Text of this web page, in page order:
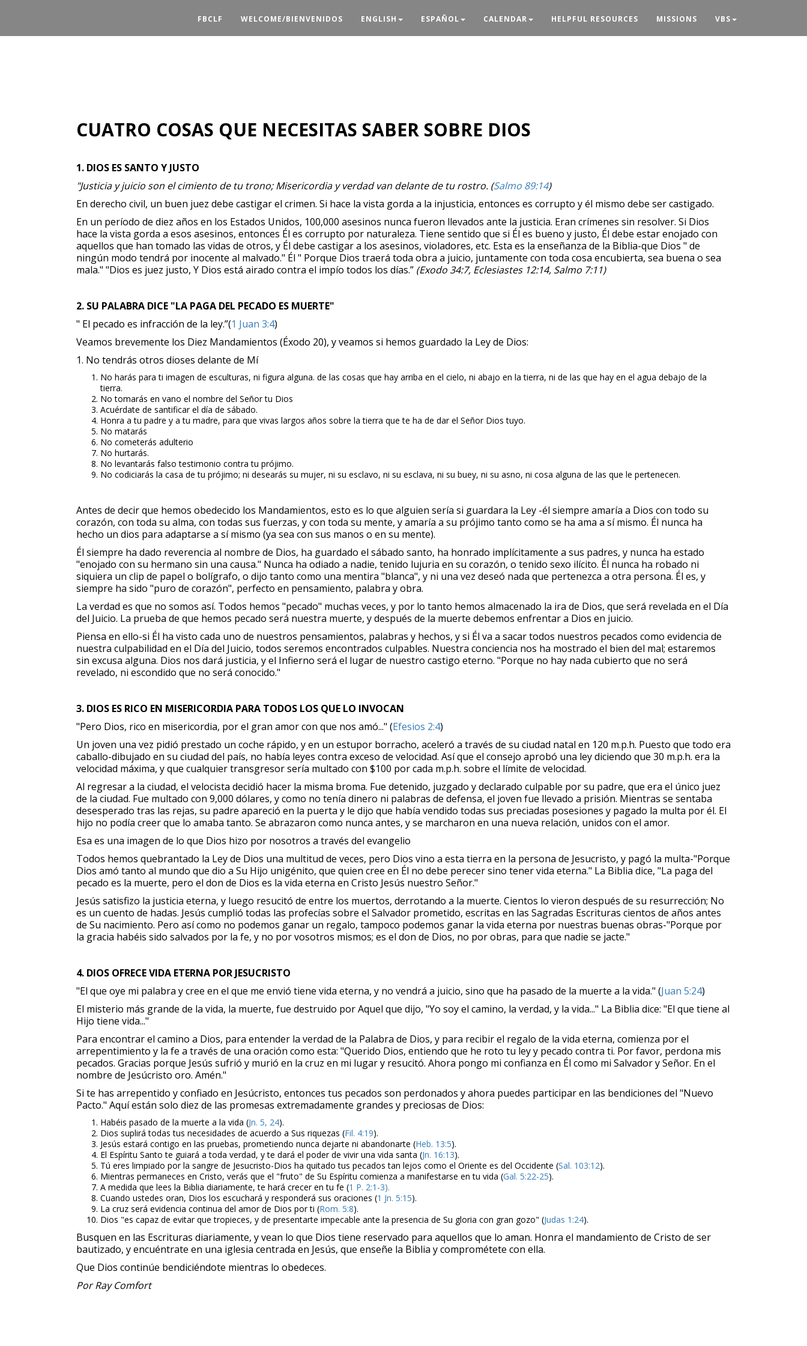
FBCLF WELCOME/BIENVENIDOS ENGLISH ESPAÑOL CALENDAR HELPFUL RESOURCES MISSIONS VBS
CUATRO COSAS QUE NECESITAS SABER SOBRE DIOS
1. DIOS ES SANTO Y JUSTO
"Justicia y juicio son el cimiento de tu trono; Misericordia y verdad van delante de tu rostro. (Salmo 89:14)
En derecho civil, un buen juez debe castigar el crimen. Si hace la vista gorda a la injusticia, entonces es corrupto y él mismo debe ser castigado.
En un período de diez años en los Estados Unidos, 100,000 asesinos nunca fueron llevados ante la justicia. Eran crímenes sin resolver. Si Dios
hace la vista gorda a esos asesinos, entonces Él es corrupto por naturaleza. Tiene sentido que si Él es bueno y justo, Él debe estar enojado con
aquellos que han tomado las vidas de otros, y Él debe castigar a los asesinos, violadores, etc. Esta es la enseñanza de la Biblia-que Dios " de
ningún modo tendrá por inocente al malvado." Él " Porque Dios traerá toda obra a juicio, juntamente con toda cosa encubierta, sea buena o sea
mala." "Dios es juez justo, Y Dios está airado contra el impío todos los días.” (Exodo 34:7, Eclesiastes 12:14, Salmo 7:11)
2. SU PALABRA DICE "LA PAGA DEL PECADO ES MUERTE"
" El pecado es infracción de la ley.”(1 Juan 3:4)
Veamos brevemente los Diez Mandamientos (Éxodo 20), y veamos si hemos guardado la Ley de Dios:
1. No tendrás otros dioses delante de Mí
No harás para ti imagen de esculturas, ni figura alguna. de las cosas que hay arriba en el cielo, ni abajo en la tierra, ni de las que hay en el agua debajo de la
tierra.
No tomarás en vano el nombre del Señor tu Dios
Acuérdate de santificar el día de sábado.
Honra a tu padre y a tu madre, para que vivas largos años sobre la tierra que te ha de dar el Señor Dios tuyo.
No matarás
No cometerás adulterio
No hurtarás.
No levantarás falso testimonio contra tu prójimo.
No codiciarás la casa de tu prójimo; ni desearás su mujer, ni su esclavo, ni su esclava, ni su buey, ni su asno, ni cosa alguna de las que le pertenecen.
Antes de decir que hemos obedecido los Mandamientos, esto es lo que alguien sería si guardara la Ley -él siempre amaría a Dios con todo su
corazón, con toda su alma, con todas sus fuerzas, y con toda su mente, y amaría a su prójimo tanto como se ha ama a sí mismo. Él nunca ha
hecho un dios para adaptarse a sí mismo (ya sea con sus manos o en su mente).
Él siempre ha dado reverencia al nombre de Dios, ha guardado el sábado santo, ha honrado implícitamente a sus padres, y nunca ha estado
"enojado con su hermano sin una causa." Nunca ha odiado a nadie, tenido lujuria en su corazón, o tenido sexo ilícito. Él nunca ha robado ni
siquiera un clip de papel o bolígrafo, o dijo tanto como una mentira "blanca", y ni una vez deseó nada que pertenezca a otra persona. Él es, y
siempre ha sido "puro de corazón", perfecto en pensamiento, palabra y obra.
La verdad es que no somos así. Todos hemos "pecado" muchas veces, y por lo tanto hemos almacenado la ira de Dios, que será revelada en el Día
del Juicio. La prueba de que hemos pecado será nuestra muerte, y después de la muerte debemos enfrentar a Dios en juicio.
Piensa en ello-si Él ha visto cada uno de nuestros pensamientos, palabras y hechos, y si Él va a sacar todos nuestros pecados como evidencia de
nuestra culpabilidad en el Día del Juicio, todos seremos encontrados culpables. Nuestra conciencia nos ha mostrado el bien del mal; estaremos
sin excusa alguna. Dios nos dará justicia, y el Infierno será el lugar de nuestro castigo eterno. "Porque no hay nada cubierto que no será
revelado, ni escondido que no será conocido."
3. DIOS ES RICO EN MISERICORDIA PARA TODOS LOS QUE LO INVOCAN
"Pero Dios, rico en misericordia, por el gran amor con que nos amó..." (Efesios 2:4)
Un joven una vez pidió prestado un coche rápido, y en un estupor borracho, aceleró a través de su ciudad natal en 120 m.p.h. Puesto que todo era
caballo-dibujado en su ciudad del país, no había leyes contra exceso de velocidad. Así que el consejo aprobó una ley diciendo que 30 m.p.h. era la
velocidad máxima, y que cualquier transgresor sería multado con $100 por cada m.p.h. sobre el límite de velocidad.
Al regresar a la ciudad, el velocista decidió hacer la misma broma. Fue detenido, juzgado y declarado culpable por su padre, que era el único juez
de la ciudad. Fue multado con 9,000 dólares, y como no tenía dinero ni palabras de defensa, el joven fue llevado a prisión. Mientras se sentaba
desesperado tras las rejas, su padre apareció en la puerta y le dijo que había vendido todas sus preciadas posesiones y pagado la multa por él. El
hijo no podía creer que lo amaba tanto. Se abrazaron como nunca antes, y se marcharon en una nueva relación, unidos con el amor.
Esa es una imagen de lo que Dios hizo por nosotros a través del evangelio
Todos hemos quebrantado la Ley de Dios una multitud de veces, pero Dios vino a esta tierra en la persona de Jesucristo, y pagó la multa-"Porque
Dios amó tanto al mundo que dio a Su Hijo unigénito, que quien cree en Él no debe perecer sino tener vida eterna." La Biblia dice, "La paga del
pecado es la muerte, pero el don de Dios es la vida eterna en Cristo Jesús nuestro Señor."
Jesús satisfizo la justicia eterna, y luego resucitó de entre los muertos, derrotando a la muerte. Cientos lo vieron después de su resurrección; No
es un cuento de hadas. Jesús cumplió todas las profecías sobre el Salvador prometido, escritas en las Sagradas Escrituras cientos de años antes
de Su nacimiento. Pero así como no podemos ganar un regalo, tampoco podemos ganar la vida eterna por nuestras buenas obras-"Porque por
la gracia habéis sido salvados por la fe, y no por vosotros mismos; es el don de Dios, no por obras, para que nadie se jacte."
4. DIOS OFRECE VIDA ETERNA POR JESUCRISTO
"El que oye mi palabra y cree en el que me envió tiene vida eterna, y no vendrá a juicio, sino que ha pasado de la muerte a la vida." (Juan 5:24)
El misterio más grande de la vida, la muerte, fue destruido por Aquel que dijo, "Yo soy el camino, la verdad, y la vida..." La Biblia dice: "El que tiene al
Hijo tiene vida..."
Para encontrar el camino a Dios, para entender la verdad de la Palabra de Dios, y para recibir el regalo de la vida eterna, comienza por el
arrepentimiento y la fe a través de una oración como esta: "Querido Dios, entiendo que he roto tu ley y pecado contra ti. Por favor, perdona mis
pecados. Gracias porque Jesús sufrió y murió en la cruz en mi lugar y resucitó. Ahora pongo mi confianza en Él como mi Salvador y Señor. En el
nombre de Jesúcristo oro. Amén."
Si te has arrepentido y confiado en Jesúcristo, entonces tus pecados son perdonados y ahora puedes participar en las bendiciones del "Nuevo
Pacto." Aquí están solo diez de las promesas extremadamente grandes y preciosas de Dios:
Habéis pasado de la muerte a la vida (Jn. 5, 24).
Dios suplirá todas tus necesidades de acuerdo a Sus riquezas (Fil. 4:19).
Jesús estará contigo en las pruebas, prometiendo nunca dejarte ni abandonarte (Heb. 13:5).
El Espíritu Santo te guiará a toda verdad, y te dará el poder de vivir una vida santa (Jn. 16:13).
Tú eres limpiado por la sangre de Jesucristo-Dios ha quitado tus pecados tan lejos como el Oriente es del Occidente (Sal. 103:12).
Mientras permaneces en Cristo, verás que el "fruto" de Su Espíritu comienza a manifestarse en tu vida (Gal. 5:22-25).
A medida que lees la Biblia diariamente, te hará crecer en tu fe (1 P. 2:1-3).
Cuando ustedes oran, Dios los escuchará y responderá sus oraciones (1 Jn. 5:15).
La cruz será evidencia continua del amor de Dios por ti (Rom. 5:8).
Dios "es capaz de evitar que tropieces, y de presentarte impecable ante la presencia de Su gloria con gran gozo" (Judas 1:24).
Busquen en las Escrituras diariamente, y vean lo que Dios tiene reservado para aquellos que lo aman. Honra el mandamiento de Cristo de ser
bautizado, y encuéntrate en una iglesia centrada en Jesús, que enseñe la Biblia y comprométete con ella.
Que Dios continúe bendiciéndote mientras lo obedeces.
Por Ray Comfort